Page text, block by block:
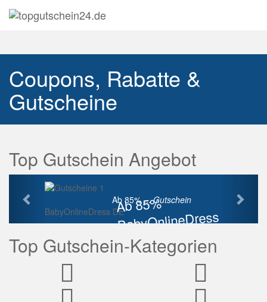
Coupons, Rabatte &
Gutscheine
Top Gutschein Angebot
Ab 85%
BabyOnlineDress
Rabatt
Ab 85% ...Gutschein
BabyOnlineDress DE
Vorherige
Top Gutschein-Kategorien